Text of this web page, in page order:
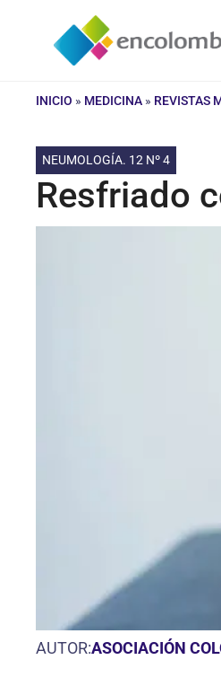
contenido
INICIO » MEDICINA » REVISTAS
NEUMOLOGÍA. 12 Nº 4
Resfriado
AUTOR:ASOCIACIÓN